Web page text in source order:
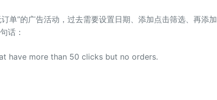
单”的广告活动，过去需要设置日期、添加点击筛选、再添加
话：
have more than 50 clicks but no orders.